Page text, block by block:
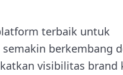
terbaik untuk
berkembang
visibilitas brand